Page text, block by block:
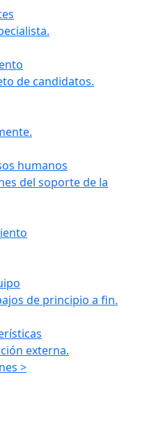
de candidatos.
humanos
del soporte de la
de principio a fin.
externa.
>